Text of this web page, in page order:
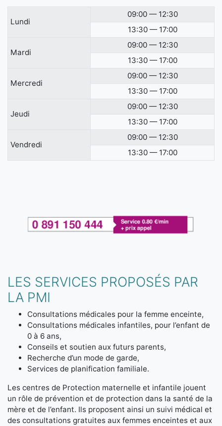
Lundi
09:00 — 12:30
13:30 — 17:00
Mardi
09:00 — 12:30
13:30 — 17:00
Mercredi
09:00 — 12:30
13:30 — 17:00
Jeudi
09:00 — 12:30
13:30 — 17:00
Vendredi
09:00 — 12:30
13:30 — 17:00
LES SERVICES PROPOSÉS PAR
LA PMI
Consultations médicales pour la femme enceinte,
Consultations médicales infantiles, pour l’enfant de
0 à 6 ans,
Conseils et soutien aux futurs parents,
Recherche d’un mode de garde,
Services de planification familiale.
Les centres de Protection maternelle et infantile jouent
un rôle de prévention et de protection dans la santé de la
mère et de l’enfant. Ils proposent ainsi un suivi médical et
des consultations gratuites aux femmes enceintes et aux